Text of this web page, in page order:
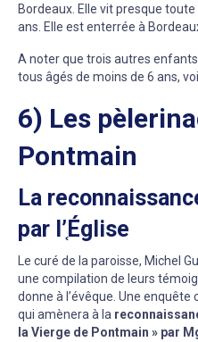
Bordeaux. Elle vit presque
ans. Elle est enterrée à
A noter que trois autres
tous âgés de moins de 6 ans,
6) Les
Pontmain
La
par l’֤Église
Le curé de la paroisse, Michel
une compilation de leurs
donne à l’évêque. Une
qui amènera à la
la Vierge de Pontmain » par